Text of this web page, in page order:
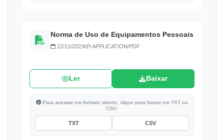
Norma de Uso de Equipamentos Pessoais
22/11/2023 APPLICATION/PDF
Ler Baixar
Para acessar em formato aberto, clique para baixar em TXT ou
CSV:
TXT CSV